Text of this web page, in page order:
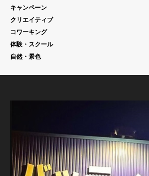
キャンペーン
クリエイティブ
コワーキング
体験・スクール
自然・景色